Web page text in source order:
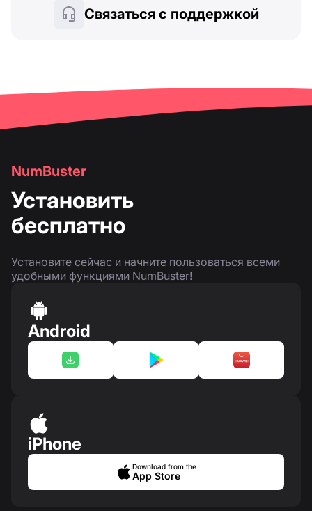
Связаться с поддержкой
NumBuster
Установить
бесплатно
Установите сейчас и начните пользоваться всеми
удобными функциями NumBuster!
Android
iPhone
Download from the
App Store